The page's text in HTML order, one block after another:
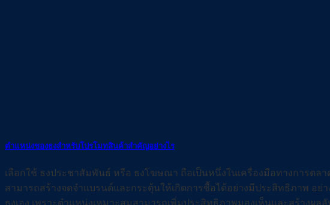
ตำแหน่งของธงสำหรับโปรโมทสินค้าสำคัญอย่างไร
เลือกใช้ ธงประชาสัมพันธ์ หรือ ธงโฆษณา ถือเป็นหนึ่งในเครื่องมือทางการตล
สามารถสร้างจดจำแบรนด์และกระตุ้นให้เกิดการซื้อได้อย่างมีประสิทธิภาพ
ธงเอง เพราะตำแหน่งเหมาะสมสามารถเพิ่มประสิทธิภาพมองเห็นและสร้าง